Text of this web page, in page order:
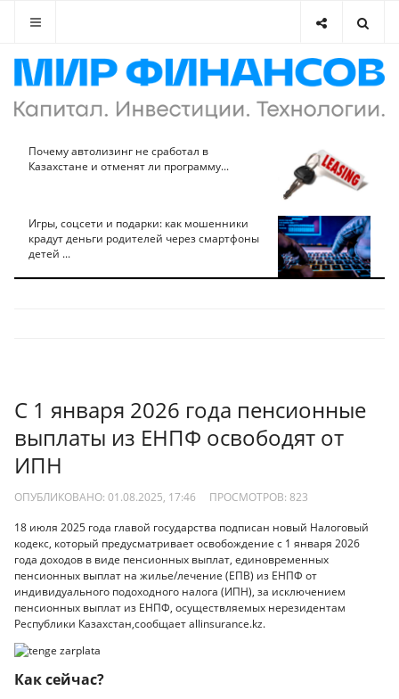
Почему автолизинг не сработал в
Казахстане и отменят ли программу...
Игры, соцсети и подарки: как мошенники
крадут деньги родителей через смартфоны
детей ...
С 1 января 2026 года пенсионные
выплаты из ЕНПФ освободят от
ИПН
ОПУБЛИКОВАНО: 01.08.2025, 17:46 ПРОСМОТРОВ: 823
18 июля 2025 года главой государства подписан новый Налоговый
кодекс, который предусматривает освобождение с 1 января 2026
года доходов в виде пенсионных выплат, единовременных
пенсионных выплат на жилье/лечение (ЕПВ) из ЕНПФ от
индивидуального подоходного налога (ИПН), за исключением
пенсионных выплат из ЕНПФ, осуществляемых нерезидентам
Республики Казахстан,сообщает allinsurance.kz.
Как сейчас?